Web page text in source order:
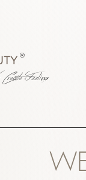
®
Feeling